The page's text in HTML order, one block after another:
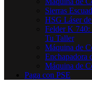
Sierras
HSG Láser
Felder K 740:
Tu Taller
Máquina de
Enchapadora
Máquina de
Paga con PSE